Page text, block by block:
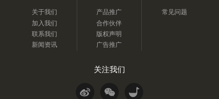
关于我们
加入我们
联系我们
新闻资讯
产品推广
合作伙伴
版权声明
广告推广
常见问题
关注我们